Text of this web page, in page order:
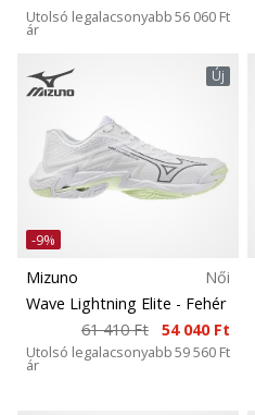
Utolsó legalacsonyabb
ár
56 060 Ft
Új
-9%
Mizuno
Női
Wave Lightning Elite - Fehér
61 410 Ft
54 040 Ft
Utolsó legalacsonyabb
ár
59 560 Ft